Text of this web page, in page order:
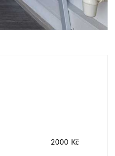
2000 Kč